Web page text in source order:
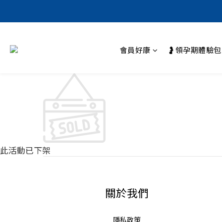
會員好康 🤰領孕期體驗包
此活動已下架
關於我們
隱私政策